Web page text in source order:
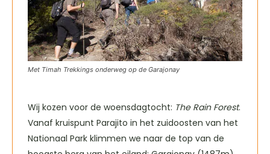
Met Timah Trekkings onderweg op de Garajonay
Wij kozen voor de woensdagtocht: The Rain Forest.
Vanaf kruispunt Parajito in het zuidoosten van het
Nationaal Park klimmen we naar de top van de